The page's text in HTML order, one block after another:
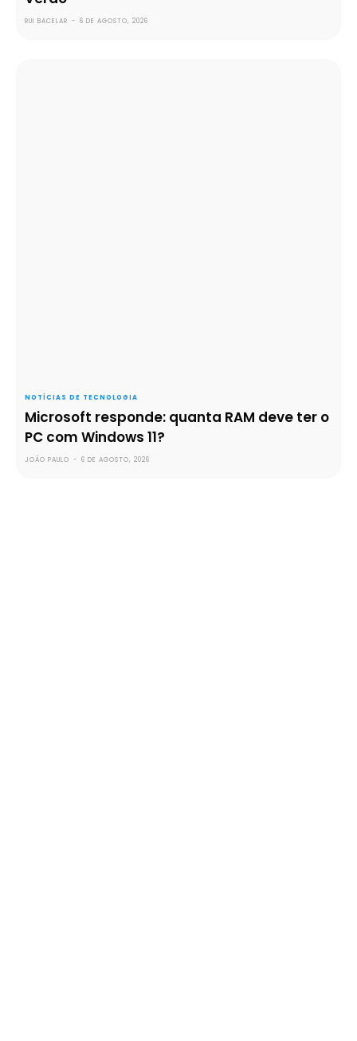
RUI BACELAR - 6 DE AGOSTO, 2026
NOTÍCIAS DE TECNOLOGIA
Microsoft responde: quanta RAM deve ter o
PC com Windows 11?
JOÃO PAULO - 6 DE AGOSTO, 2026